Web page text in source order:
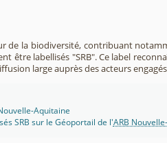
de la biodiversité, contribuant
être labellisés "SRB". Ce label
large auprès des acteurs engagés
Aquitaine
SRB sur le Géoportail de l'ARB